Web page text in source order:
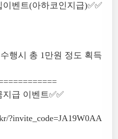
벤트(아하코인지급)✅✅
행시 총 1만원 정도 획득
급 이벤트✅✅
?invite_code=JA19W0AA